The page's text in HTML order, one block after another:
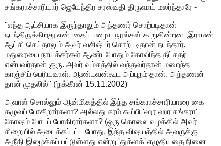
சங்கராச்சாரியார் ஜெயேந்திர சரஸ்வதி திருவாய் மலர்ந்தாரே -
"எந்த ஆட்சியாக இருந்தாலும் அந்தணர் சொற்படிதான்
நடந்திருக்கிறது என்பதைப் பழைய நூல்கள் கூறுகின்றன. இராமன்
ஆட்சி செய்தாலும் அவர் வசிஷ்டர் சொற்படிதான் நடந்தார்.
மதுரையை நாயக்கர்கள் ஆண்டபோதும் கோவிந்த தீட்சதர்
என்பவர்தான் குரு. அவர் வம்சத்தில் வந்தவர்தான் மறைந்த
காஞ்சிப் பெரியவாள். ஆண்டவன்கூட அப்புறம் தான். அந்தணன்
தான் முதலில்" ('நக்கீரன் 15.11.2002)
அவாள் சொல்லும் ஆன்மிகத்தில் இந்த சங்கராச்சாரியாரை கை
கழுவப் போகிறார்களா? அல்லது கரம் கூப்பி 'ஹர ஹர சங்கரா'
கோஷம் போடப் போகிறார்களா? (ஒரு கொலை வழக்கில் அவர்
சிறையில் அடைக்கப்பட்ட போது, இந்த விஷயத்தில் அவருக்கு
அநீதி இழைக்கப் பட்டுள்ளது என்று 'துக்ளக்' எழுதியதை நினை